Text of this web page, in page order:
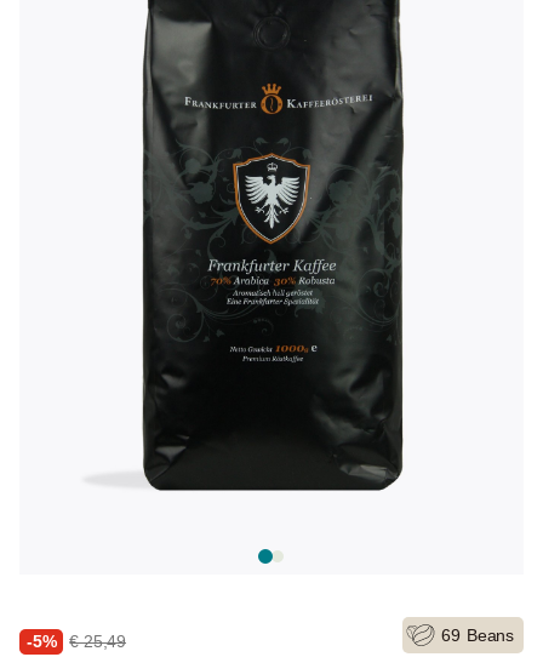
-5% € 25,49 69 Beans